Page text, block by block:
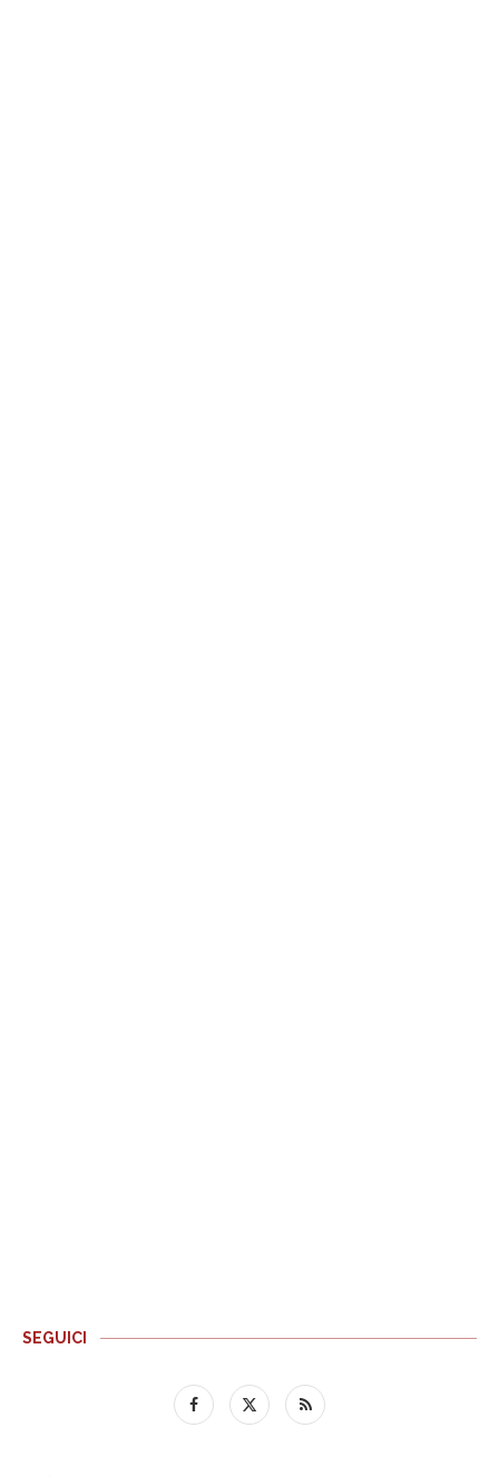
SEGUICI